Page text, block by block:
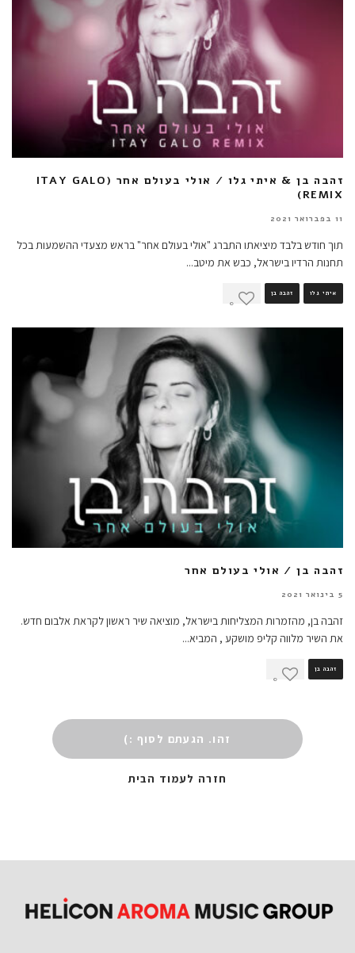
זהבה בן & איתי גלו / אולי בעולם אחר (ITAY GALO
REMIX)
11 בפברואר 2021
תוך חודש בלבד מיציאתו התברג "אולי בעולם אחר" בראש מצעדי ההשמעות בכל
תחנות הרדיו בישראל, כבש את מיטב...
איתי גלו זהבה בן
0
זהבה בן / אולי בעולם אחר
5 בינואר 2021
זהבה בן, מהזמרות המצליחות בישראל, מוציאה שיר ראשון לקראת אלבום חדש.
את השיר מלווה קליפ מושקע , המביא...
זהבה בן
0
זהו. הגעתם לסוף :)
חזרה לעמוד הבית